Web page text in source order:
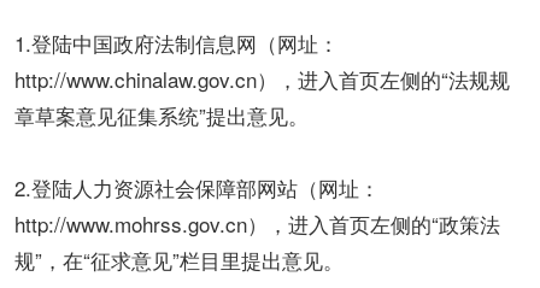
1.登陆中国政府法制信息网（网址：
http://www.chinalaw.gov.cn），进入首页左侧的“法规规
章草案意见征集系统”提出意见。
2.登陆人力资源社会保障部网站（网址：
http://www.mohrss.gov.cn），进入首页左侧的“政策法
规”，在“征求意见”栏目里提出意见。